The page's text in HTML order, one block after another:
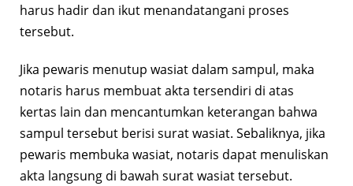
harus hadir dan ikut menandatangani proses
tersebut.
Jika pewaris menutup wasiat dalam sampul, maka
notaris harus membuat akta tersendiri di atas
kertas lain dan mencantumkan keterangan bahwa
sampul tersebut berisi surat wasiat. Sebaliknya, jika
pewaris membuka wasiat, notaris dapat menuliskan
akta langsung di bawah surat wasiat tersebut.